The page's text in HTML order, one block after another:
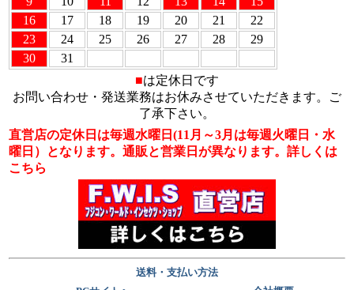
16
17 18 19 20 21
22
23
24 25 26 27 28
29
30
31
■は定休日です
お問い合わせ・発送業務はお休みさせていただきます。ご
了承下さい。
直営店の定休日は毎週水曜日 (11月～3月は毎週火曜日・水
曜日）
となります。通販と営業日が異なります。詳しくは
こちら
送料・支払い方法